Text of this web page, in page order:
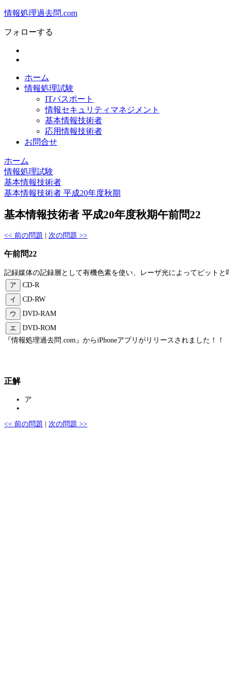
情報処理過去問.com
フォローする
ホーム
情報処理試験
ITパスポート
情報セキュリティマネジメント
基本情報技術者
応用情報技術者
お問合せ
ホーム
情報処理試験
基本情報技術者
基本情報技術者 平成20年度秋期
基本情報技術者 平成20年度秋期午前問22
<< 前の問題 次の問題 >>
午前問22
記録媒体の記録層として有機色素を使い、レーザ光によってピット
ア
CD-R
イ
CD-RW
ウ
DVD-RAM
エ
DVD-ROM
『情報処理過去問.com』からiPhoneアプリがリリースされました！！
正解
ア
<< 前の問題
次の問題 >>